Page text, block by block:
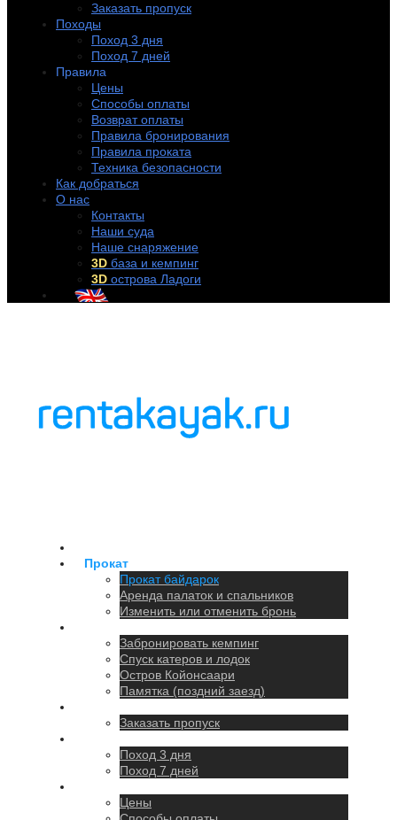
Заказать пропуск
Походы
Поход 3 дня
Поход 7 дней
Правила
Цены
Способы оплаты
Возврат оплаты
Правила бронирования
Правила проката
Техника безопасности
Как добраться
О нас
Контакты
Наши суда
Наше снаряжение
3D база и кемпинг
3D острова Ладоги
Прокат
Прокат байдарок
Аренда палаток и спальников
Изменить или отменить бронь
Забронировать кемпинг
Спуск катеров и лодок
Остров Койонсаари
Памятка (поздний заезд)
Заказать пропуск
Поход 3 дня
Поход 7 дней
Цены